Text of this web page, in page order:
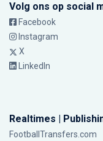
Volg ons op social
Facebook
Instagram
X
LinkedIn
Realtimes |
FootballTransfers.com